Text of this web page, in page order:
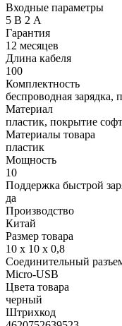
Входные параметры
5 В 2 А
Гарантия
12 месяцев
Длина кабеля
100
Комплектность
беспроводная зарядка,
Материал
пластик, покрытие
Материалы товара
пластик
Мощность
10
Поддержка быстрой
да
Производство
Китай
Размер товара
10 x 10 x 0,8
Соединительный
Micro-USB
Цвета товара
черный
Штрихкод